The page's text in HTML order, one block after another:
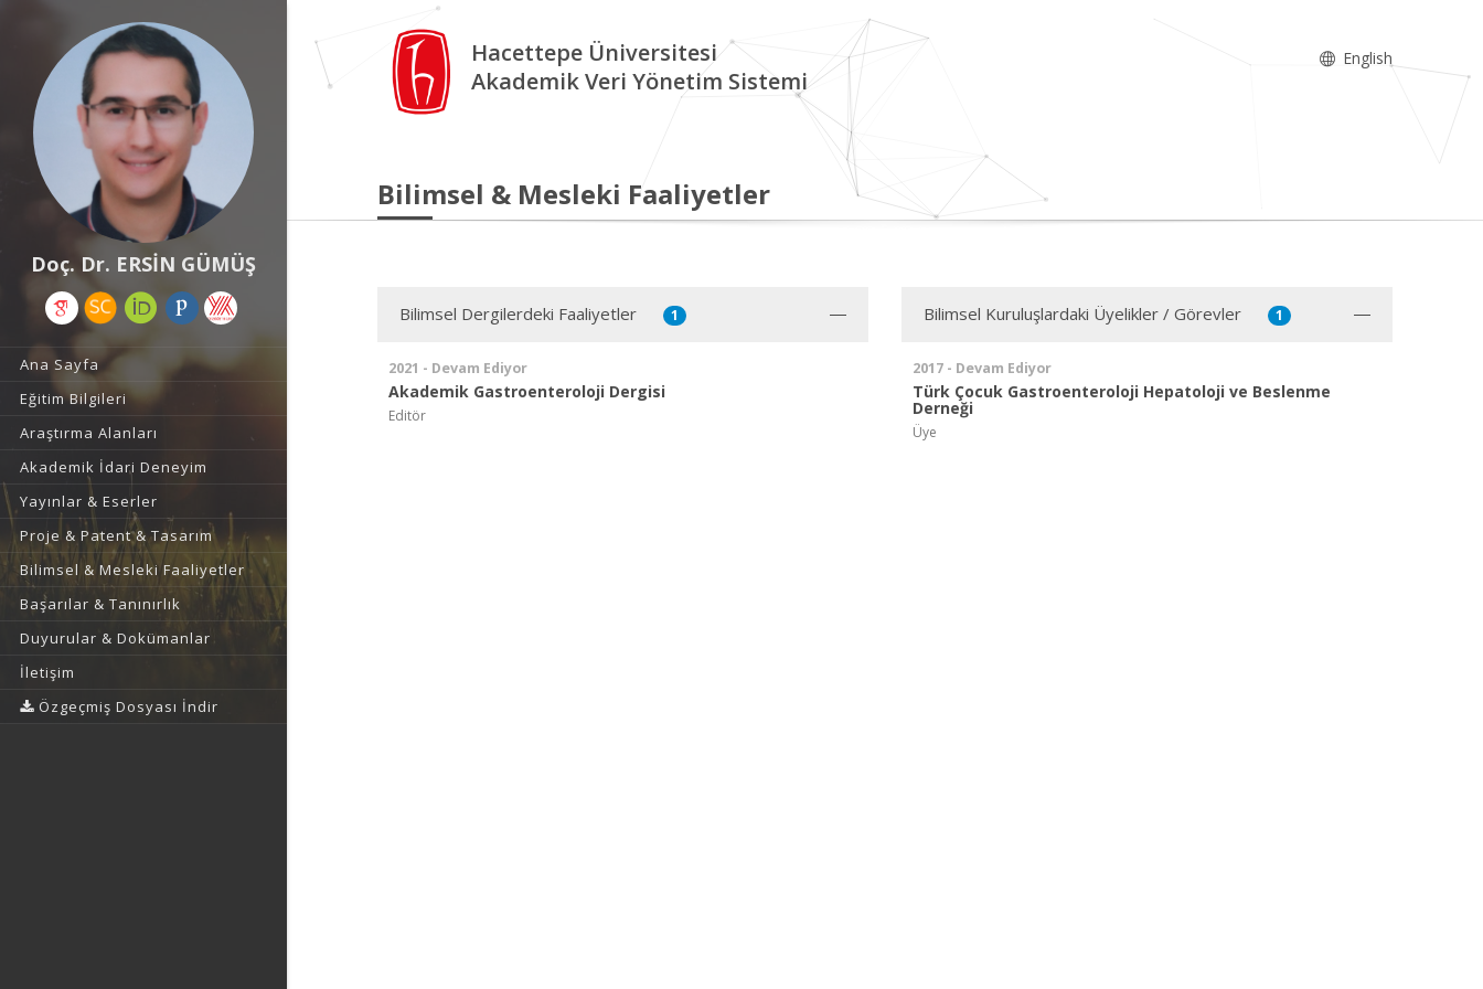
Doç. Dr. ERSİN GÜMÜŞ
Ana Sayfa
Eğitim Bilgileri
Araştırma Alanları
Akademik İdari Deneyim
Yayınlar & Eserler
Proje & Patent & Tasarım
Bilimsel & Mesleki Faaliyetler
Başarılar & Tanınırlık
Duyurular & Dokümanlar
İletişim
Özgeçmiş Dosyası İndir
Hacettepe Üniversitesi
Akademik Veri Yönetim Sistemi
English
Bilimsel & Mesleki Faaliyetler
Bilimsel Dergilerdeki Faaliyetler 1
2021 - Devam Ediyor
Akademik Gastroenteroloji Dergisi
Editör
Bilimsel Kuruluşlardaki Üyelikler / Görevler 1
2017 - Devam Ediyor
Türk Çocuk Gastroenteroloji Hepatoloji ve Beslenme
Derneği
Üye